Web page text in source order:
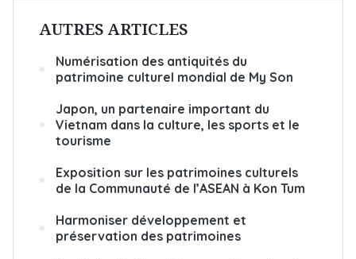
AUTRES ARTICLES
Numérisation des antiquités du
patrimoine culturel mondial de My Son
Japon, un partenaire important du
Vietnam dans la culture, les sports et le
tourisme
Exposition sur les patrimoines culturels
de la Communauté de l’ASEAN à Kon Tum
Harmoniser développement et
préservation des patrimoines